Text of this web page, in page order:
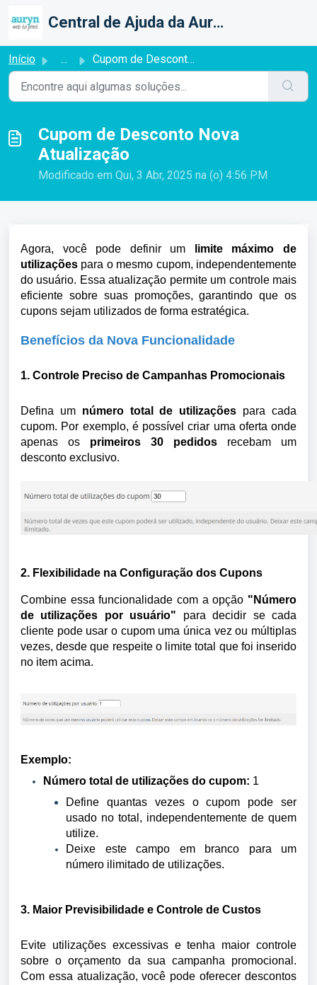
Central de Ajuda da Auryn Web To Print
Início ... Cupom de Desconto Nova Atualização
Cupom de Desconto Nova
Atualização
Modificado em Qui, 3 Abr, 2025 na (o) 4:56 PM
Agora, você pode definir um
limite máximo de
utilizações para o mesmo cupom, independentemente
do usuário. Essa atualização permite um controle mais
eficiente sobre suas promoções, garantindo que os
cupons sejam utilizados de forma estratégica.
Benefícios da Nova Funcionalidade
1. Controle Preciso de Campanhas Promocionais
Defina um número total de utilizações para cada
cupom. Por exemplo, é possível criar uma oferta onde
apenas os primeiros 30 pedidos recebam um
desconto exclusivo.
2. Flexibilidade na Configuração dos Cupons
Combine essa funcionalidade com a opção "Número
de utilizações por usuário" para decidir se cada
cliente pode usar o cupom uma única vez ou múltiplas
vezes, desde que respeite o limite total que foi inserido
no item acima.
Exemplo:
Número total de utilizações do cupom: 1
Define quantas vezes o cupom pode ser
usado no total, independentemente de quem
utilize.
Deixe este campo em branco para um
número ilimitado de utilizações.
3. Maior Previsibilidade e Controle de Custos
Evite utilizações excessivas e tenha maior controle
sobre o orçamento da sua campanha promocional.
Com essa atualização, você pode oferecer descontos